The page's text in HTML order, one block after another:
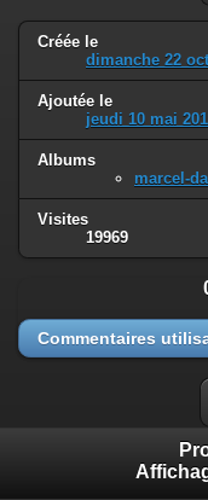
Créée le
dimanche 22
Ajoutée le
jeudi 10 mai
Albums
marcel-
Visites
19969
Commentaires